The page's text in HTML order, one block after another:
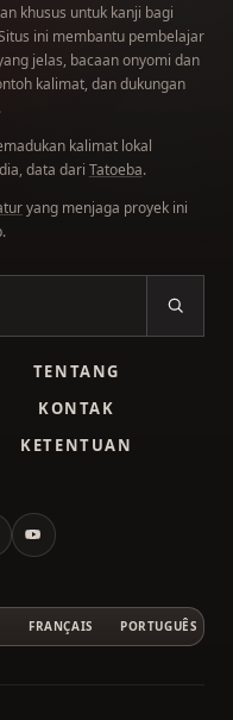
khusus untuk kanji bagi
ini membantu pembelajar
jelas, bacaan onyomi dan
kalimat, dan dukungan
kalimat lokal
data dari Tatoeba.
yang menjaga proyek ini
TENTANG
KONTAK
KETENTUAN
YouTube
FRANÇAIS PORTUGUÊS